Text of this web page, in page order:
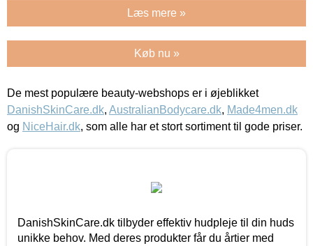
Læs mere »
Køb nu »
De mest populære beauty-webshops er i øjeblikket
DanishSkinCare.dk, AustralianBodycare.dk, Made4men.dk
og NiceHair.dk, som alle har et stort sortiment til gode priser.
DanishSkinCare.dk tilbyder effektiv hudpleje til din huds
unikke behov. Med deres produkter får du årtier med